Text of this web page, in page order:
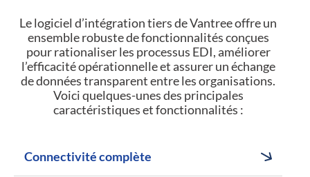
Le logiciel d’intégration tiers de Vantree offre un
ensemble robuste de fonctionnalités conçues
pour rationaliser les processus EDI, améliorer
l’efficacité opérationnelle et assurer un échange
de données transparent entre les organisations.
Voici quelques-unes des principales
caractéristiques et fonctionnalités :
Connectivité complète